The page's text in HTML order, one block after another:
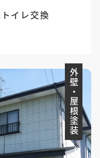
イレ交換
外壁・屋根塗装